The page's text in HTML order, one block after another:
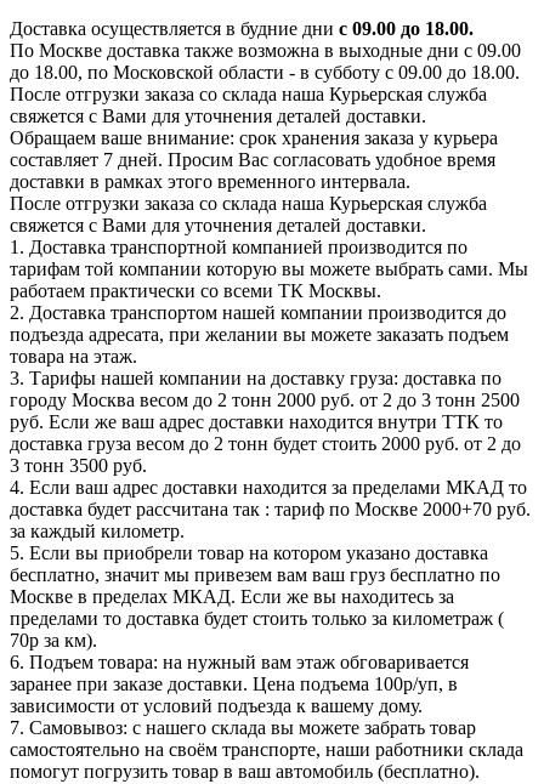
Доставка осуществляется в будние дни с 09.00 до 18.00.
По Москве доставка также возможна в выходные дни с 09.00
до 18.00, по Московской области - в субботу с 09.00 до 18.00.
После отгрузки заказа со склада наша Курьерская служба
свяжется с Вами для уточнения деталей доставки.
Обращаем ваше внимание: срок хранения заказа у курьера
составляет 7 дней. Просим Вас согласовать удобное время
доставки в рамках этого временного интервала.
После отгрузки заказа со склада наша Курьерская служба
свяжется с Вами для уточнения деталей доставки.
1. Доставка транспортной компанией производится по
тарифам той компании которую вы можете выбрать сами. Мы
работаем практически со всеми ТК Москвы.
2. Доставка транспортом нашей компании производится до
подъезда адресата, при желании вы можете заказать подъем
товара на этаж.
3. Тарифы нашей компании на доставку груза: доставка по
городу Москва весом до 2 тонн 2000 руб. от 2 до 3 тонн 2500
руб. Если же ваш адрес доставки находится внутри ТТК то
доставка груза весом до 2 тонн будет стоить 2000 руб. от 2 до
3 тонн 3500 руб.
4. Если ваш адрес доставки находится за пределами МКАД то
доставка будет рассчитана так : тариф по Москве 2000+70 руб.
за каждый километр.
5. Если вы приобрели товар на котором указано доставка
бесплатно, значит мы привезем вам ваш груз бесплатно по
Москве в пределах МКАД. Если же вы находитесь за
пределами то доставка будет стоить только за километраж (
70р за км).
6. Подъем товара: на нужный вам этаж обговаривается
заранее при заказе доставки. Цена подъема 100р/уп, в
зависимости от условий подъезда к вашему дому.
7. Самовывоз: с нашего склада вы можете забрать товар
самостоятельно на своём транспорте, наши работники склада
помогут погрузить товар в ваш автомобиль (бесплатно).